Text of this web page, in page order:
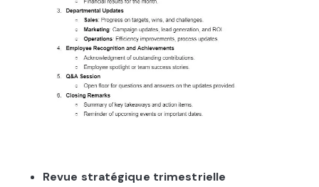
Revue stratégique trimestrielle